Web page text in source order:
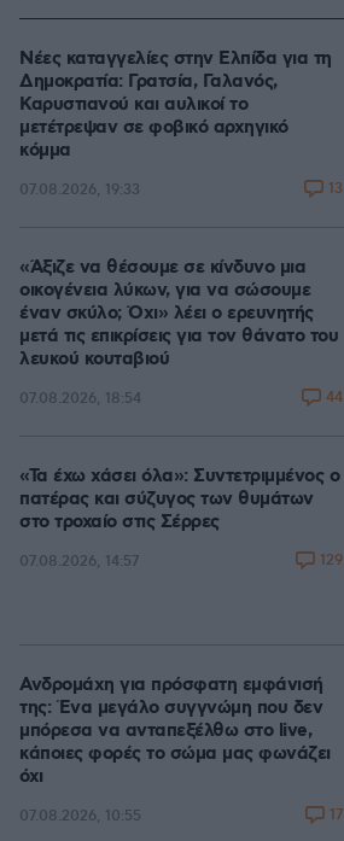
Νέες καταγγελίες στην Ελπίδα για τη
Δημοκρατία: Γρατσία, Γαλανός,
Καρυστιανού και αυλικοί το
μετέτρεψαν σε φοβικό αρχηγικό
κόμμα
07.08.2026, 19:33 13
«Άξιζε να θέσουμε σε κίνδυνο μια
οικογένεια λύκων, για να σώσουμε
έναν σκύλο; Όχι» λέει ο ερευνητής
μετά τις επικρίσεις για τον θάνατο του
λευκού κουταβιού
07.08.2026, 18:54 44
«Τα έχω χάσει όλα»: Συντετριμμένος ο
πατέρας και σύζυγος των θυμάτων
στο τροχαίο στις Σέρρες
07.08.2026, 14:57 129
Ανδρομάχη για πρόσφατη εμφάνισή
της: Ένα μεγάλο συγγνώμη που δεν
μπόρεσα να ανταπεξέλθω στο live,
κάποιες φορές το σώμα μας φωνάζει
όχι
07.08.2026, 10:55 17